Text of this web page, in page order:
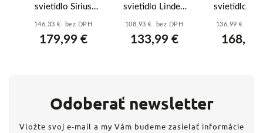
svietidlo Sirius
5285 - chrómová -
146,33 € bez DPH
179,99 €
svietidlo Linden
3479 - chrómová -
108,93 € bez DPH
133,99 €
svietidlo
136,99 € bez
168,50
Odoberať newsletter
Vložte svoj e-mail a my Vám budeme zasielať informácie